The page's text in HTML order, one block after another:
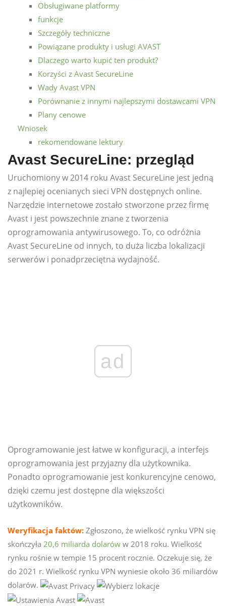
Obsługiwane platformy
funkcje
Szczegóły techniczne
Powiązane produkty i usługi AVAST
Dlaczego warto kupić ten produkt?
Korzyści z Avast SecureLine
Wady Avast VPN
Porównanie z innymi najlepszymi dostawcami VPN
Plany cenowe
Wniosek
rekomendowane lektury
Avast SecureLine: przegląd
Uruchomiony w 2014 roku Avast SecureLine jest jedną
z najlepiej ocenianych sieci VPN dostępnych online.
Narzędzie internetowe zostało stworzone przez firmę
Avast i jest powszechnie znane z tworzenia
oprogramowania antywirusowego. To, co odróżnia
Avast SecureLine od innych, to duża liczba lokalizacji
serwerów i ponadprzeciętna wydajność.
ad
Oprogramowanie jest łatwe w konfiguracji, a interfejs
oprogramowania jest przyjazny dla użytkownika.
Ponadto oprogramowanie jest konkurencyjne cenowo,
dzięki czemu jest dostępne dla większości
użytkowników.
Weryfikacja faktów: Zgłoszono, że wielkość rynku VPN się
skończyła 20,6 miliarda dolarów w 2018 roku. Wielkość
rynku rośnie w tempie 15 procent rocznie. Oczekuje się, że
do 2021 r. Wielkość rynku VPN wyniesie około 36 miliardów
dolarów.